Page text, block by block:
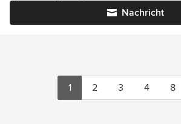
Nachricht
1 2 3 4 8